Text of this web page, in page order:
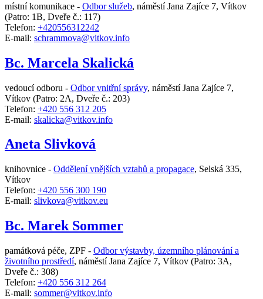
místní komunikace - Odbor služeb, náměstí Jana Zajíce 7, Vítkov
(Patro: 1B, Dveře č.: 117)
Telefon: +420556312242
E-mail: schrammova@vitkov.info
Bc. Marcela Skalická
vedoucí odboru - Odbor vnitřní správy, náměstí Jana Zajíce 7,
Vítkov (Patro: 2A, Dveře č.: 203)
Telefon: +420 556 312 205
E-mail: skalicka@vitkov.info
Aneta Slivková
knihovnice - Oddělení vnějších vztahů a propagace, Selská 335,
Vítkov
Telefon: +420 556 300 190
E-mail: slivkova@vitkov.eu
Bc. Marek Sommer
památková péče, ZPF - Odbor výstavby, územního plánování a
životního prostředí, náměstí Jana Zajíce 7, Vítkov (Patro: 3A,
Dveře č.: 308)
Telefon: +420 556 312 264
E-mail: sommer@vitkov.info